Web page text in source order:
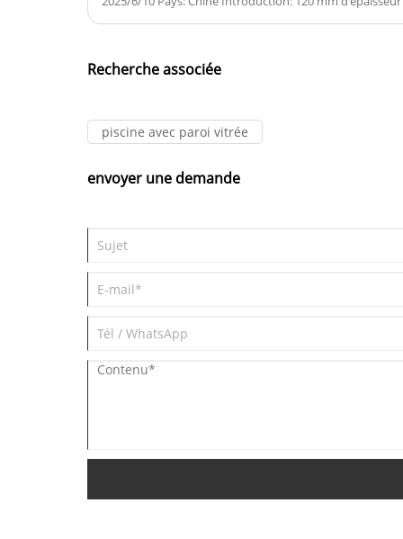
l'épaisseur, nous pouvons
personnaliser la production, tester et
par éléments finis, et fournir aux
d'épaisseur le plus fiable et le plus sûr.
La fabrication Kingsign est également
Recherche associée
piscine avec paroi vitrée
envoyer une demande